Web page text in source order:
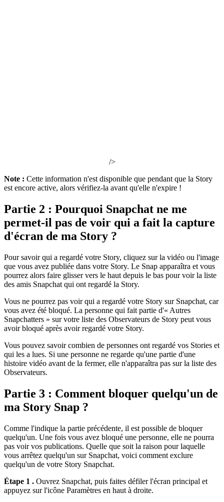
/>
Note : Cette information n'est disponible que pendant que la Story
est encore active, alors vérifiez-la avant qu'elle n'expire !
Partie 2 : Pourquoi Snapchat ne me
permet-il pas de voir qui a fait la capture
d'écran de ma Story ?
Pour savoir qui a regardé votre Story, cliquez sur la vidéo ou l'image
que vous avez publiée dans votre Story. Le Snap apparaîtra et vous
pourrez alors faire glisser vers le haut depuis le bas pour voir la liste
des amis Snapchat qui ont regardé la Story.
Vous ne pourrez pas voir qui a regardé votre Story sur Snapchat, car
vous avez été bloqué. La personne qui fait partie d'« Autres
Snapchatters » sur votre liste des Observateurs de Story peut vous
avoir bloqué après avoir regardé votre Story.
Vous pouvez savoir combien de personnes ont regardé vos Stories et
qui les a lues. Si une personne ne regarde qu'une partie d'une
histoire vidéo avant de la fermer, elle n'apparaîtra pas sur la liste des
Observateurs.
Partie 3 : Comment bloquer quelqu'un de
ma Story Snap ?
Comme l'indique la partie précédente, il est possible de bloquer
quelqu'un. Une fois vous avez bloqué une personne, elle ne pourra
pas voir vos publications. Quelle que soit la raison pour laquelle
vous arrêtez quelqu'un sur Snapchat, voici comment exclure
quelqu'un de votre Story Snapchat.
Étape 1 . Ouvrez Snapchat, puis faites défiler l'écran principal et
appuyez sur l'icône Paramètres en haut à droite.